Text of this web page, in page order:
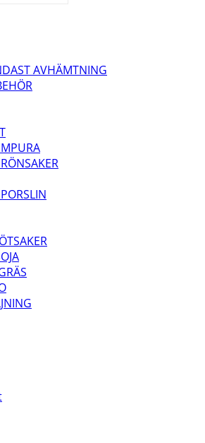
AVHÄMTNING